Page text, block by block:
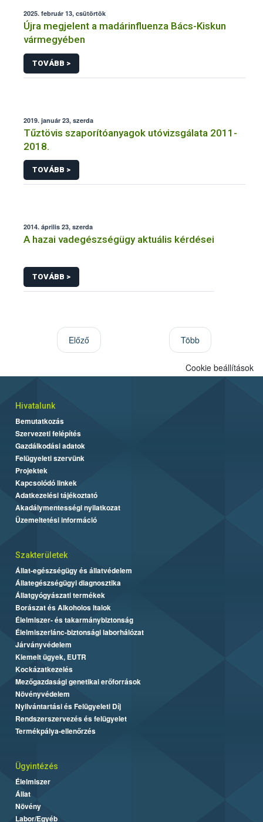
2025. február 13, csütörtök
Újra megjelent a madárinfluenza Bács-Kiskun
vármegyében
TOVÁBB >
2019. január 23, szerda
Tűztövis szaporítóanyagok utóvizsgálata 2011-
2018.
TOVÁBB >
2014. április 23, szerda
A hazai vadegészségügy aktuális kérdései
TOVÁBB >
Előző Több
Cookie beállítások
Hivatalunk
Bemutatkozás
Szervezeti felépítés
Gazdálkodási adatok
Felügyeleti szervünk
Projektek
Kapcsolódó linkek
Adatkezelési tájékoztató
Akadálymentességi nyilatkozat
Üzemeltetési információ
Szakterületek
Állat-egészségügy és állatvédelem
Állategészségügyi diagnosztika
Állatgyógyászati termékek
Borászat és Alkoholos Italok
Élelmiszer- és takarmánybiztonság
Élelmiszerlánc-biztonsági laborhálózat
Járványvédelem
Kiemelt ügyek, EUTR
Kockázatkezelés
Mezőgazdasági genetikai erőforrások
Növényvédelem
Nyilvántartási és Felügyeleti Díj
Rendszerszervezés és felügyelet
Termékpálya-ellenőrzés
Ügyintézés
Élelmiszer
Állat
Növény
Labor/Egyéb